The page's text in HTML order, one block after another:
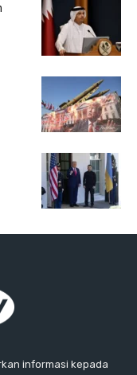
informasi kepada